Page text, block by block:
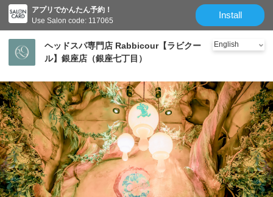
アプリでかんたん予約！
Use Salon code: 117065
Install
ヘッドスパ専門店 Rabbicour【ラビクー
ル】銀座店（銀座七丁目）